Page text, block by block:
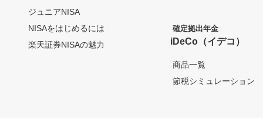
ジュニアNISA
NISAをはじめるには
楽天証券NISAの魅力
確定拠出年金
iDeCo（イデコ）
商品一覧
節税シミュレーション